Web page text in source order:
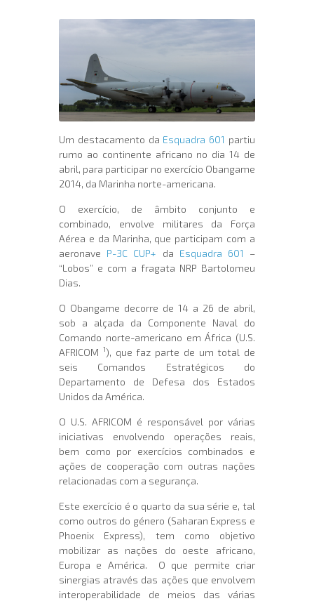
Um destacamento da Esquadra 601 partiu
rumo ao continente africano no dia 14 de
abril, para participar no exercício Obangame
2014, da Marinha norte-americana.
O exercício, de âmbito conjunto e
combinado, envolve militares da Força
Aérea e da Marinha, que participam com a
aeronave P-3C CUP+ da Esquadra 601
–
“Lobos” e com a fragata NRP Bartolomeu
Dias.
O Obangame decorre de 14 a 26 de abril,
sob a alçada da Componente Naval do
Comando norte-americano em África (U.S.
AFRICOM 1), que faz parte de um total de
seis Comandos Estratégicos do
Departamento de Defesa dos Estados
Unidos da América.
O U.S. AFRICOM é responsável por várias
iniciativas envolvendo operações reais,
bem como por exercícios combinados e
ações de cooperação com outras nações
relacionadas com a segurança.
Este exercício é o quarto da sua série e, tal
como outros do género (Saharan Express e
Phoenix Express), tem como objetivo
mobilizar as nações do oeste africano,
Europa e América. O que permite criar
sinergias através das ações que envolvem
interoperabilidade de meios das várias